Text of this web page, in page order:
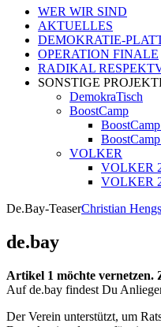
WER WIR SIND
AKTUELLES
DEMOKRATIE-
OPERATION FINALE
RADIKAL
SONSTIGE
DemokraTisch
BoostCamp
VOLKER
VOLKER
VOLKER
De.Bay-TeaserChristian
de.bay
Artikel 1 möchte
Auf de.bay findest Du
Der Verein unterstützt, um